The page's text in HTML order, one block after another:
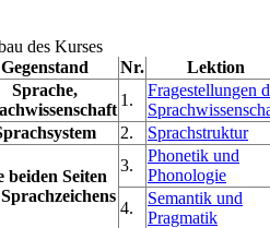
des Kurses
Gegenstand Nr.
Lektion
Sprache,
1.
Fragestellungen
2. Sprachstruktur
beiden Seiten
3.
Phonetik und
Phonologie
4.
Semantik und
Pragmatik